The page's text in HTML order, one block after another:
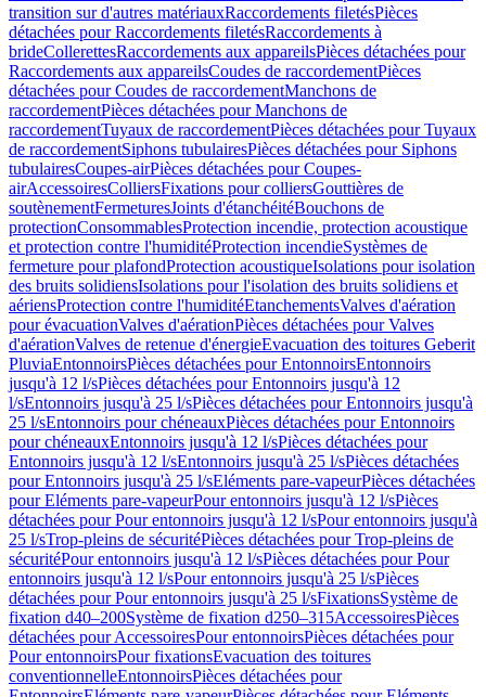
transition sur d'autres matériauxRaccordements filetésPièces
détachées pour Raccordements filetésRaccordements à
brideCollerettesRaccordements aux appareilsPièces détachées pour
Raccordements aux appareilsCoudes de raccordementPièces
détachées pour Coudes de raccordementManchons de
raccordementPièces détachées pour Manchons de
raccordementTuyaux de raccordementPièces détachées pour Tuyaux
de raccordementSiphons tubulairesPièces détachées pour Siphons
tubulairesCoupes-airPièces détachées pour Coupes-
airAccessoiresColliersFixations pour colliersGouttières de
soutènementFermeturesJoints d'étanchéitéBouchons de
protectionConsommablesProtection incendie, protection acoustique
et protection contre l'humiditéProtection incendieSystèmes de
fermeture pour plafondProtection acoustiqueIsolations pour isolation
des bruits solidiensIsolations pour l'isolation des bruits solidiens et
aériensProtection contre l'humiditéEtanchementsValves d'aération
pour évacuationValves d'aérationPièces détachées pour Valves
d'aérationValves de retenue d'énergieEvacuation des toitures Geberit
PluviaEntonnoirsPièces détachées pour EntonnoirsEntonnoirs
jusqu'à 12 l/sPièces détachées pour Entonnoirs jusqu'à 12
l/sEntonnoirs jusqu'à 25 l/sPièces détachées pour Entonnoirs jusqu'à
25 l/sEntonnoirs pour chéneauxPièces détachées pour Entonnoirs
pour chéneauxEntonnoirs jusqu'à 12 l/sPièces détachées pour
Entonnoirs jusqu'à 12 l/sEntonnoirs jusqu'à 25 l/sPièces détachées
pour Entonnoirs jusqu'à 25 l/sEléments pare-vapeurPièces détachées
pour Eléments pare-vapeurPour entonnoirs jusqu'à 12 l/sPièces
détachées pour Pour entonnoirs jusqu'à 12 l/sPour entonnoirs jusqu'à
25 l/sTrop-pleins de sécuritéPièces détachées pour Trop-pleins de
sécuritéPour entonnoirs jusqu'à 12 l/sPièces détachées pour Pour
entonnoirs jusqu'à 12 l/sPour entonnoirs jusqu'à 25 l/sPièces
détachées pour Pour entonnoirs jusqu'à 25 l/sFixationsSystème de
fixation d40–200Système de fixation d250–315AccessoiresPièces
détachées pour AccessoiresPour entonnoirsPièces détachées pour
Pour entonnoirsPour fixationsEvacuation des toitures
conventionnelleEntonnoirsPièces détachées pour